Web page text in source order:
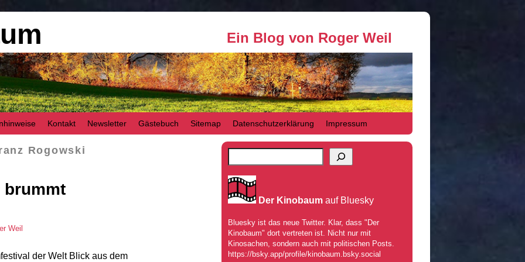
Ein Blog von Roger Weil
Kontakt Newsletter Gästebuch Sitemap Datenschutzerklärung Impressum
Rogowski
brummt
Weil
der Welt Blick aus dem
Der Kinobaumauf Bluesky
Bluesky ist das neue Twitter. Klar, dass "Der
Kinobaum" dort vertreten ist. Nicht nur mit
Kinosachen, sondern auch mit politischen Posts.
https://bsky.app/profile/kinobaum.bsky.social